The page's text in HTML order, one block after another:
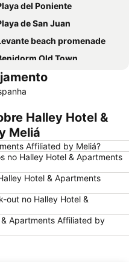
del Poniente
de San Juan
beach promenade
Old Town
Arenal-Bol
de autobuses
Isla de Benidorm
o La Fossa
de la Ermita
Natura
Valenciana day
de Denia
de Loix
Halley Hotel &
Meliá
Affiliated by Meliá?
no Halley Hotel & Apartments
Hotel & Apartments
out no Halley Hotel &
Apartments Affiliated by